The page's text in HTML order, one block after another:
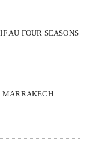
AU FOUR SEASONS
MARRAKECH